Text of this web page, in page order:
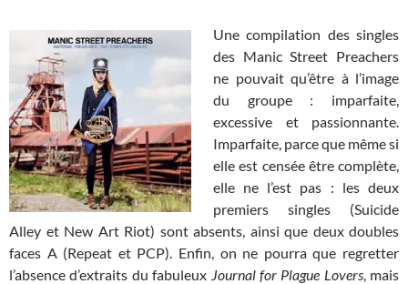
Une compilation des singles
des Manic Street Preachers
ne pouvait qu’être à l’image
du groupe : imparfaite,
excessive et passionnante.
Imparfaite, parce que même si
elle est censée être complète,
elle ne l’est pas : les deux
premiers singles (Suicide
Alley et New Art Riot) sont absents, ainsi que deux doubles
faces A (Repeat et PCP). Enfin, on ne pourra que regretter
l’absence d’extraits du fabuleux Journal for Plague Lovers, mais